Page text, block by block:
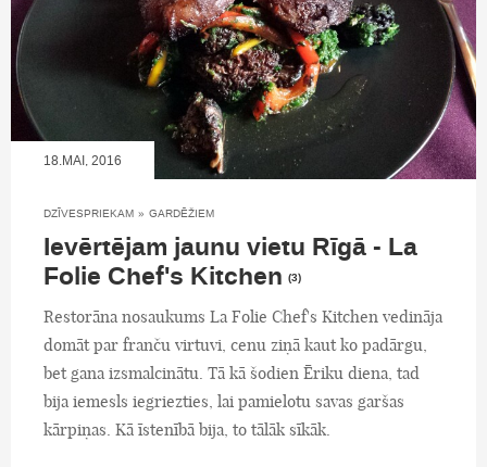
18.MAI, 2016
DZĪVESPRIEKAM » GARDĒŽIEM
Ievērtējam jaunu vietu Rīgā - La
Folie Chef's Kitchen (3)
Restorāna nosaukums La Folie Chef's Kitchen vedināja
domāt par franču virtuvi, cenu ziņā kaut ko padārgu,
bet gana izsmalcinātu. Tā kā šodien Ēriku diena, tad
bija iemesls iegriezties, lai pamielotu savas garšas
kārpiņas. Kā īstenībā bija, to tālāk sīkāk.